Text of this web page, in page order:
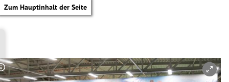
Zum Hauptinhalt der Seite
Copyright-Hinweis öffnen/schließen